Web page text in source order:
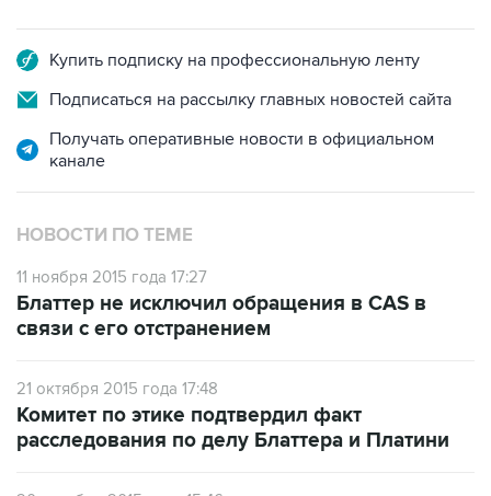
Купить подписку на профессиональную ленту
Подписаться на рассылку главных новостей сайта
Получать оперативные новости в официальном
канале
НОВОСТИ ПО ТЕМЕ
11 ноября 2015 года 17:27
Блаттер не исключил обращения в CAS в
связи с его отстранением
21 октября 2015 года 17:48
Комитет по этике подтвердил факт
расследования по делу Блаттера и Платини